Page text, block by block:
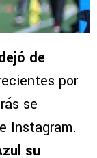
de
por
se
Instagram.
su